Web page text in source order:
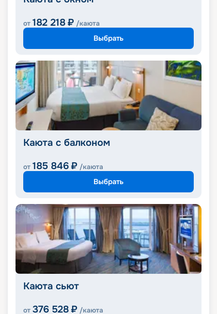
от 182 218 ₽ /каюта
Выбрать
Каюта с балконом
от 185 846 ₽ /каюта
Выбрать
Каюта сьют
от 376 528 ₽ /каюта